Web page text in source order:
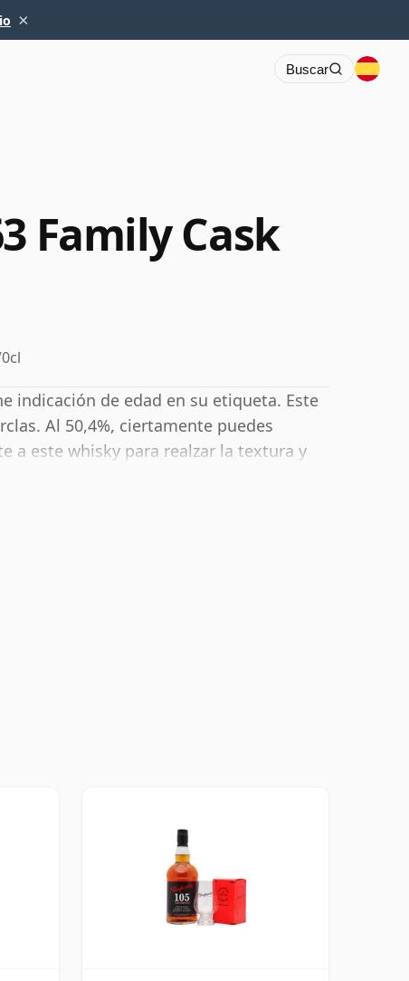
×
Buscar
Family Cask
indicación de edad en su etiqueta. Este
Al 50,4%, ciertamente puedes
a este whisky para realzar la textura y